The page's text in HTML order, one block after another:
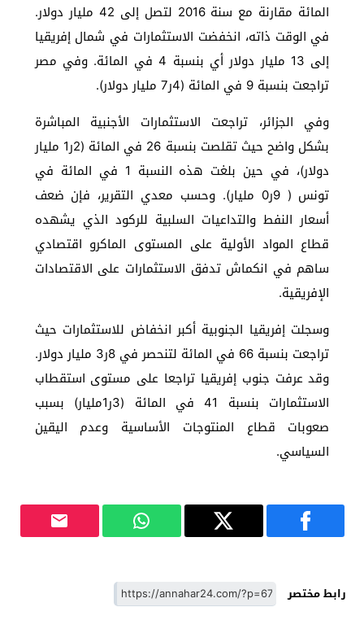
المائة مقارنة مع سنة 2016 لتصل إلى 42 مليار دولار.
في الوقت ذاته، انخفضت الاستثمارات في شمال إفريقيا
إلى 13 مليار دولار أي بنسبة 4 في المائة. وفي مصر
تراجعت بنسبة 9 في المائة (4ر7 مليار دولار).
وفي الجزائر، تراجعت الاستثمارات الأجنبية المباشرة
بشكل واضح حيث تقلصت بنسبة 26 في المائة (2ر1 مليار
دولار)، في حين بلغت هذه النسبة 1 في المائة في
تونس ( 9ر0 مليار). وحسب معدي التقرير، فإن ضعف
أسعار النفط والتداعيات السلبية للركود الذي يشهده
قطاع المواد الأولية على المستوى الماكرو اقتصادي
ساهم في انكماش تدفق الاستثمارات على الاقتصادات
الإفريقية.
وسجلت إفريقيا الجنوبية أكبر انخفاض للاستثمارات حيث
تراجعت بنسبة 66 في المائة لتنحصر في 8ر3 مليار دولار.
وقد عرفت جنوب إفريقيا تراجعا على مستوى استقطاب
الاستثمارات بنسبة 41 في المائة (3ر1مليار) بسبب
صعوبات قطاع المنتوجات الأساسية وعدم اليقين
السياسي.
رابط مختصر